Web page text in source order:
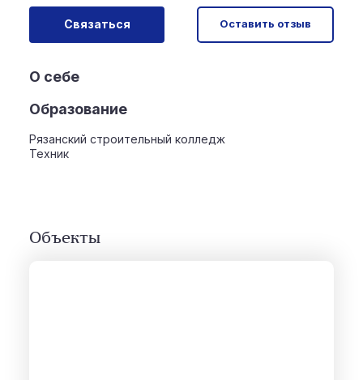
Связаться Оставить отзыв
О себе
Образование
Рязанский строительный колледж
Техник
Объекты